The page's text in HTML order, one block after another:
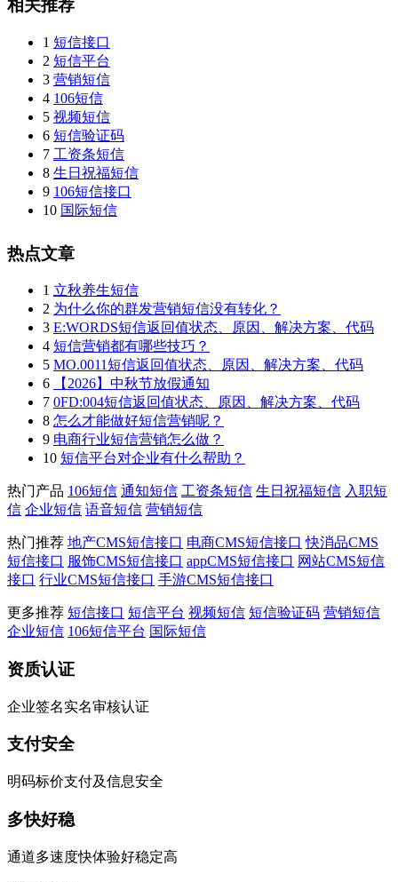
相关推荐
1 短信接口
2 短信平台
3 营销短信
4 106短信
5 视频短信
6 短信验证码
7 工资条短信
8 生日祝福短信
9 106短信接口
10 国际短信
热点文章
1 立秋养生短信
2 为什么你的群发营销短信没有转化？
3 E:WORDS短信返回值状态、原因、解决方案、代码
4 短信营销都有哪些技巧？
5 MO.0011短信返回值状态、原因、解决方案、代码
6
【2026】中秋节放假通知
7 0FD:004短信返回值状态、原因、解决方案、代码
8 怎么才能做好短信营销呢？
9 电商行业短信营销怎么做？
10 短信平台对企业有什么帮助？
热门产品 106短信 通知短信 工资条短信 生日祝福短信 入职短
信 企业短信 语音短信 营销短信
热门推荐 地产CMS短信接口 电商CMS短信接口 快消品CMS
短信接口 服饰CMS短信接口 appCMS短信接口 网站CMS短信
接口 行业CMS短信接口 手游CMS短信接口
更多推荐 短信接口 短信平台 视频短信 短信验证码 营销短信
企业短信 106短信平台 国际短信
资质认证
企业签名实名审核认证
支付安全
明码标价支付及信息安全
多快好稳
通道多速度快体验好稳定高